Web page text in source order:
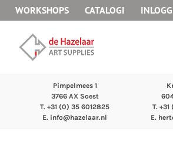
naar
inhoud
WORKSHOPS CATALOGI
Pimpelmees 1
3766 AX Soest
T. +31 (0) 35 6012825
E. info@hazelaar.nl
T.
E.